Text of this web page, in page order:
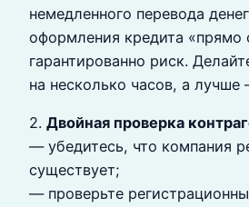
немедленного перевода
оформления кредита «прямо
гарантированно риск.
на несколько часов, а лучше
2. Двойная проверка
— убедитесь, что компания
существует;
— проверьте